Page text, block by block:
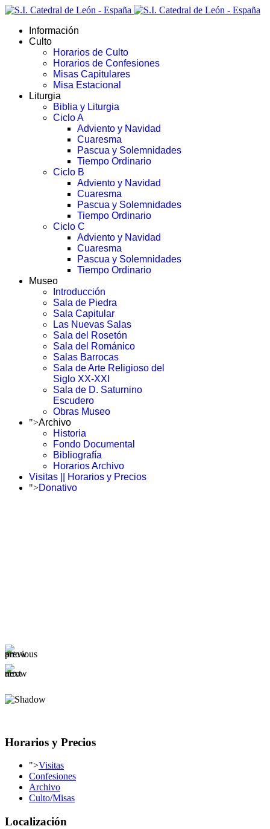
Información
Culto
Horarios de Culto
Horarios de Confesiones
Misas Capitulares
Misa Estacional
Liturgia
Biblia y Liturgia
Ciclo A
Adviento y Navidad
Cuaresma
Pascua y Solemnidades
Tiempo Ordinario
Ciclo B
Adviento y Navidad
Cuaresma
Pascua y Solemnidades
Tiempo Ordinario
Ciclo C
Adviento y Navidad
Cuaresma
Pascua y Solemnidades
Tiempo Ordinario
Museo
Introducción
Sala de Piedra
Sala Capitular
Las Nuevas Salas
Sala del Rosetón
Sala del Románico
Salas Barrocas
Sala de Arte Religioso del
Siglo XX-XXI
Sala de D. Saturnino
Escudero
Obras Museo
">Archivo
Historia
Fondo Documental
Bibliografía
Horarios Archivo
Visitas || Horarios y Precios
">Donativo
Horarios y Precios
">Visitas
Confesiones
Archivo
Culto/Misas
Localización